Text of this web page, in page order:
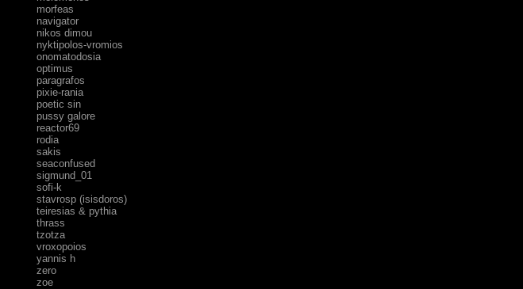
morfeas
navigator
nikos dimou
nyktipolos-vromios
onomatodosia
optimus
paragrafos
pixie-rania
poetic sin
pussy galore
reactor69
rodia
sakis
seaconfused
sigmund_01
sofi-k
stavrosp (isisdoros)
teiresias & pythia
thrass
tzotza
vroxopoios
yannis h
zero
zoe